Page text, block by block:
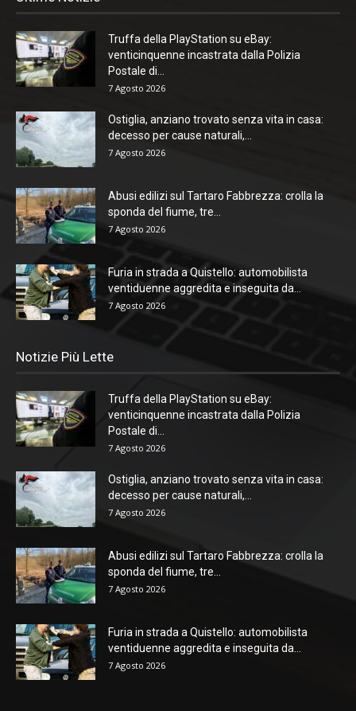
Truffa della PlayStation su eBay:
venticinquenne incastrata dalla Polizia
Postale di...
7 Agosto 2026
Ostiglia, anziano trovato senza vita in casa:
decesso per cause naturali,...
7 Agosto 2026
Abusi edilizi sul Tartaro Fabbrezza: crolla la
sponda del fiume, tre...
7 Agosto 2026
Furia in strada a Quistello: automobilista
ventiduenne aggredita e inseguita da...
7 Agosto 2026
Notizie Più Lette
Truffa della PlayStation su eBay:
venticinquenne incastrata dalla Polizia
Postale di...
7 Agosto 2026
Ostiglia, anziano trovato senza vita in casa:
decesso per cause naturali,...
7 Agosto 2026
Abusi edilizi sul Tartaro Fabbrezza: crolla la
sponda del fiume, tre...
7 Agosto 2026
Furia in strada a Quistello: automobilista
ventiduenne aggredita e inseguita da...
7 Agosto 2026